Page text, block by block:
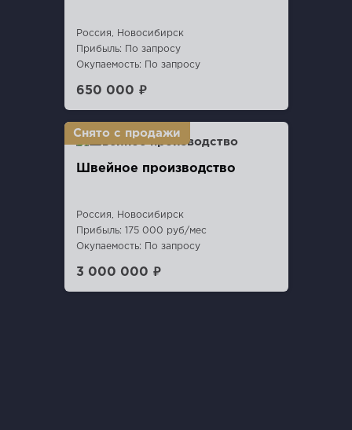
Россия, Новосибирск
Прибыль: По запросу
Окупаемость: По запросу
650 000 ₽
Швейное производство
Россия, Новосибирск
Прибыль: 175 000 руб/мес
Окупаемость: По запросу
3 000 000 ₽